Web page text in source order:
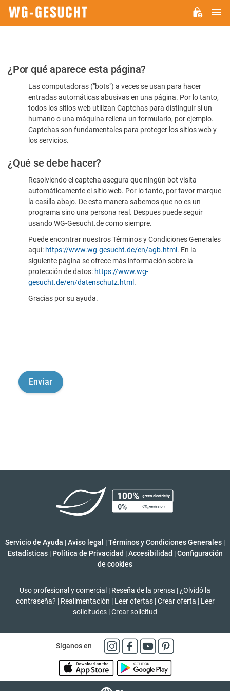
Por
favor,
confirme
humano
¿Por qué aparece esta página?
Las computadoras ("bots") a veces se usan para hacer
entradas automáticas abusivas en una página. Por lo tanto,
todos los sitios web utilizan Captchas para distinguir si un
humano o una máquina rellena un formulario, por ejemplo.
Captchas son fundamentales para proteger los sitios web y
los servicios.
¿Qué se debe hacer?
Resolviendo el captcha asegura que ningún bot visita
automáticamente el sitio web. Por lo tanto, por favor marque
la casilla abajo. De esta manera sabemos que no es un
programa sino una persona real. Despues puede seguir
usando WG-Gesucht.de como siempre.
Puede encontrar nuestros Términos y Condiciones Generales
aquí: https://www.wg-gesucht.de/en/agb.html . En la
siguiente página se ofrece más información sobre la
protección de datos: https://www.wg-
gesucht.de/en/datenschutz.html .
Gracias por su ayuda.
Servicio de Ayuda |Aviso legal |Términos y Condiciones Generales |
Estadísticas | Política de Privacidad | Accesibilidad | Configuración
de cookies
Uso profesional y comercial | Reseña de la prensa | ¿Olvidó la
contraseña? | Realimentación | Leer ofertas | Crear oferta | Leer
solicitudes |Crear solicitud
Síganos en